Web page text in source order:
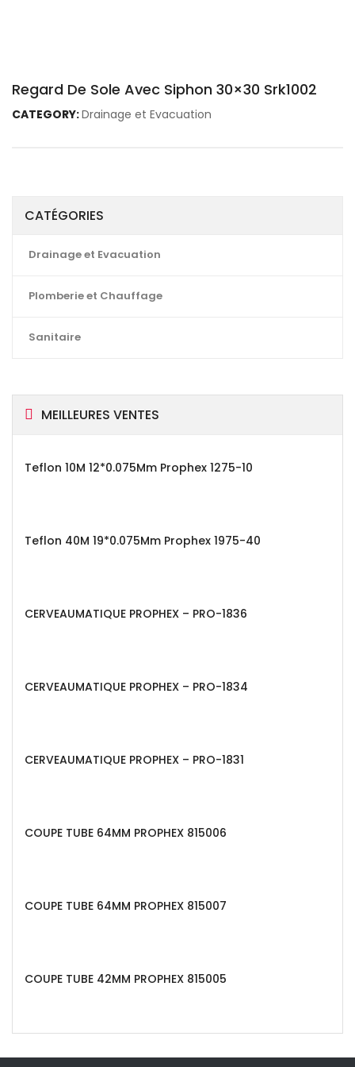
CATÉGORIES
Drainage et Evacuation
Plomberie et Chauffage
Sanitaire
MEILLEURES VENTES
Teflon 10M 12*0.075Mm Prophex 1275-10
Teflon 40M 19*0.075Mm Prophex 1975-40
CERVEAUMATIQUE PROPHEX – PRO-1836
CERVEAUMATIQUE PROPHEX – PRO-1834
CERVEAUMATIQUE PROPHEX – PRO-1831
COUPE TUBE 64MM PROPHEX 815006
COUPE TUBE 64MM PROPHEX 815007
COUPE TUBE 42MM PROPHEX 815005
Regard De Sole Avec Siphon 30×30 Srk1002
CATEGORY:Drainage et Evacuation